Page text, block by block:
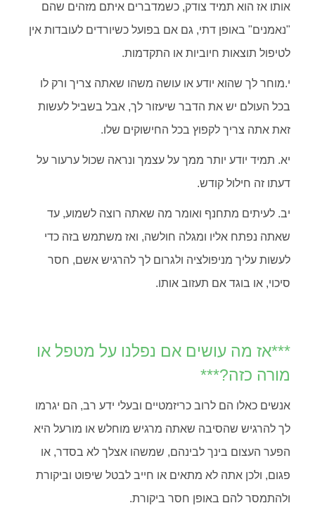
אותו אז הוא תמיד צודק, כשמדברים איתם מזהים שהם
"נאמנים" באופן דתי, גם אם בפועל כשיורדים לעובדות אין
לטיפול תוצאות חיוביות או התקדמות.
י.מוחר לך שהוא יודע או עושה משהו שאתה צריך ורק לו
בכל העולם יש את הדבר שיעזור לך, אבל בשביל לעשות
זאת אתה צריך לקפוץ בכל החישוקים שלו.
יא. תמיד יודע יותר ממך על עצמך ונראה שכול ערעור על
דעתו זה חילול קודש.
יב. לעיתים מתחנף ואומר מה שאתה רוצה לשמוע, עד
שאתה נפתח אליו ומגלה חולשה, ואז משתמש בזה כדי
לעשות עליך מניפולציה ולגרום לך להרגיש אשם, חסר
סיכוי, או בוגד אם תעזוב אותו.
***אז מה עושים אם נפלנו על מטפל או
מורה כזה?***
אנשים כאלו הם לרוב כריזמטיים ובעלי ידע רב, הם יגרמו
לך להרגיש שהסיבה שאתה מרגיש מוחלש או מורעל היא
הפער העצום בינך לבינהם, שמשהו אצלך לא בסדר, או
פגום, ולכן אתה לא מתאים או חייב לבטל שיפוט וביקורת
ולהתמסר להם באופן חסר ביקורת.